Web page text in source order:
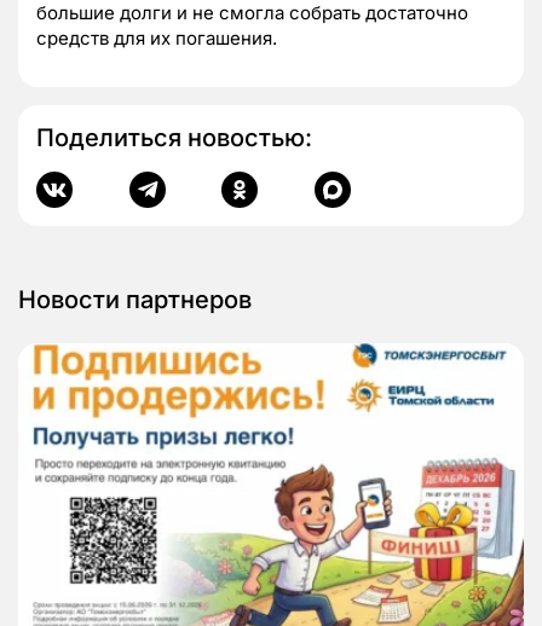
большие долги и не смогла собрать достаточно
средств для их погашения.
Поделиться новостью:
Новости партнеров